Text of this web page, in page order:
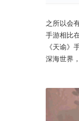
之所以会
手游相比
《天谕
深海世界